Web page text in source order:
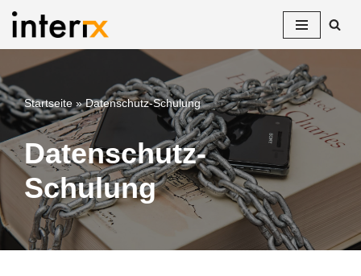
Inhalt
Startseite »Datenschutz-Schulung
Datenschutz-
Schulung